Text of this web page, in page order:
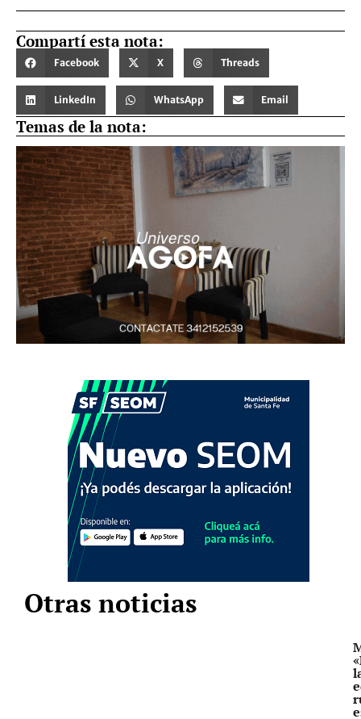
Compartí esta nota:
Facebook X Threads
LinkedIn WhatsApp Email
Temas de la nota:
Otras noticias